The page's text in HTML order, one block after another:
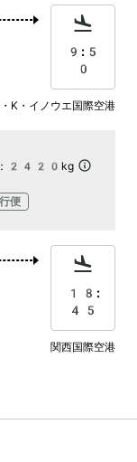
9:5
0
K・イノウエ国際空港
2420kg
便
18:
45
関西国際空港